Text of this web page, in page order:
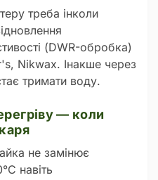
треба інколи
(DWR-обробка)
Nikwax. Інакше через
тримати воду.
— коли
не замінює
навіть